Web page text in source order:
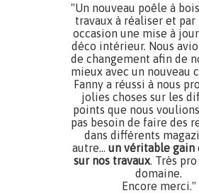
"Un nouveau poêle à
travaux à réaliser et par
occasion une mise à
déco intérieur. Nous
de changement afin de
mieux avec un nouveau
Fanny a réussi à nous
jolies choses sur les
points que nous
pas besoin de faire des
dans différents
autre… un véritable gain
sur nos travaux. Très
domaine.
Encore merci."